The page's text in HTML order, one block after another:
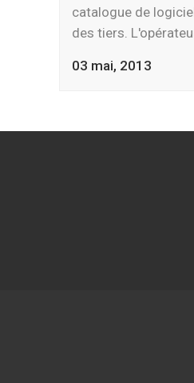
catalogue de
des tiers.
03 mai, 2013